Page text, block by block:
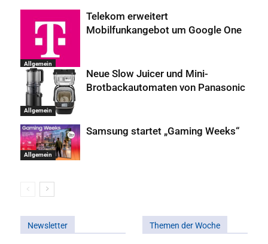
Allgemein
Telekom erweitert
Mobilfunkangebot um Google One
Allgemein
Neue Slow Juicer und Mini-
Brotbackautomaten von Panasonic
Allgemein
Samsung startet „Gaming Weeks“
Newsletter Themen der Woche